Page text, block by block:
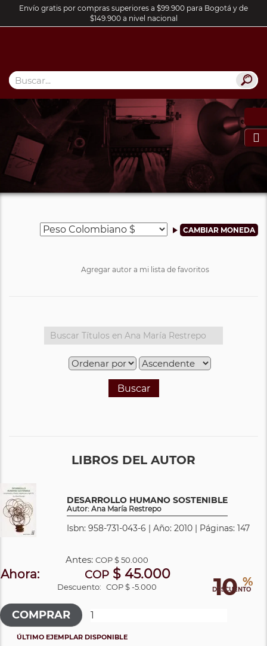
Envío gratis por compras superiores a $99.900 para Bogotá y de
$149.900 a nivel nacional

Agregar autor a mi lista de favoritos
Buscar
LIBROS DEL AUTOR
DESARROLLO HUMANO SOSTENIBLE
Autor: Ana María Restrepo
Isbn: 958-731-043-6 | Año: 2010 | Páginas: 147
10 %
DESCUENTO
Antes: COP$ 50.000
Ahora: COP $ 45.000
Descuento: COP $ -5.000
ÚLTIMO EJEMPLAR DISPONIBLE